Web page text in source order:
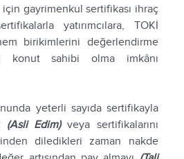
için gayrimenkul sertifikası ihraç
yatırımcılara, TOKİ
birikimlerini değerlendirme
konut sahibi olma imkânı
yeterli sayıda sertifikayla
(Asli Edim)veya sertifikalarını
diledikleri zaman nakde